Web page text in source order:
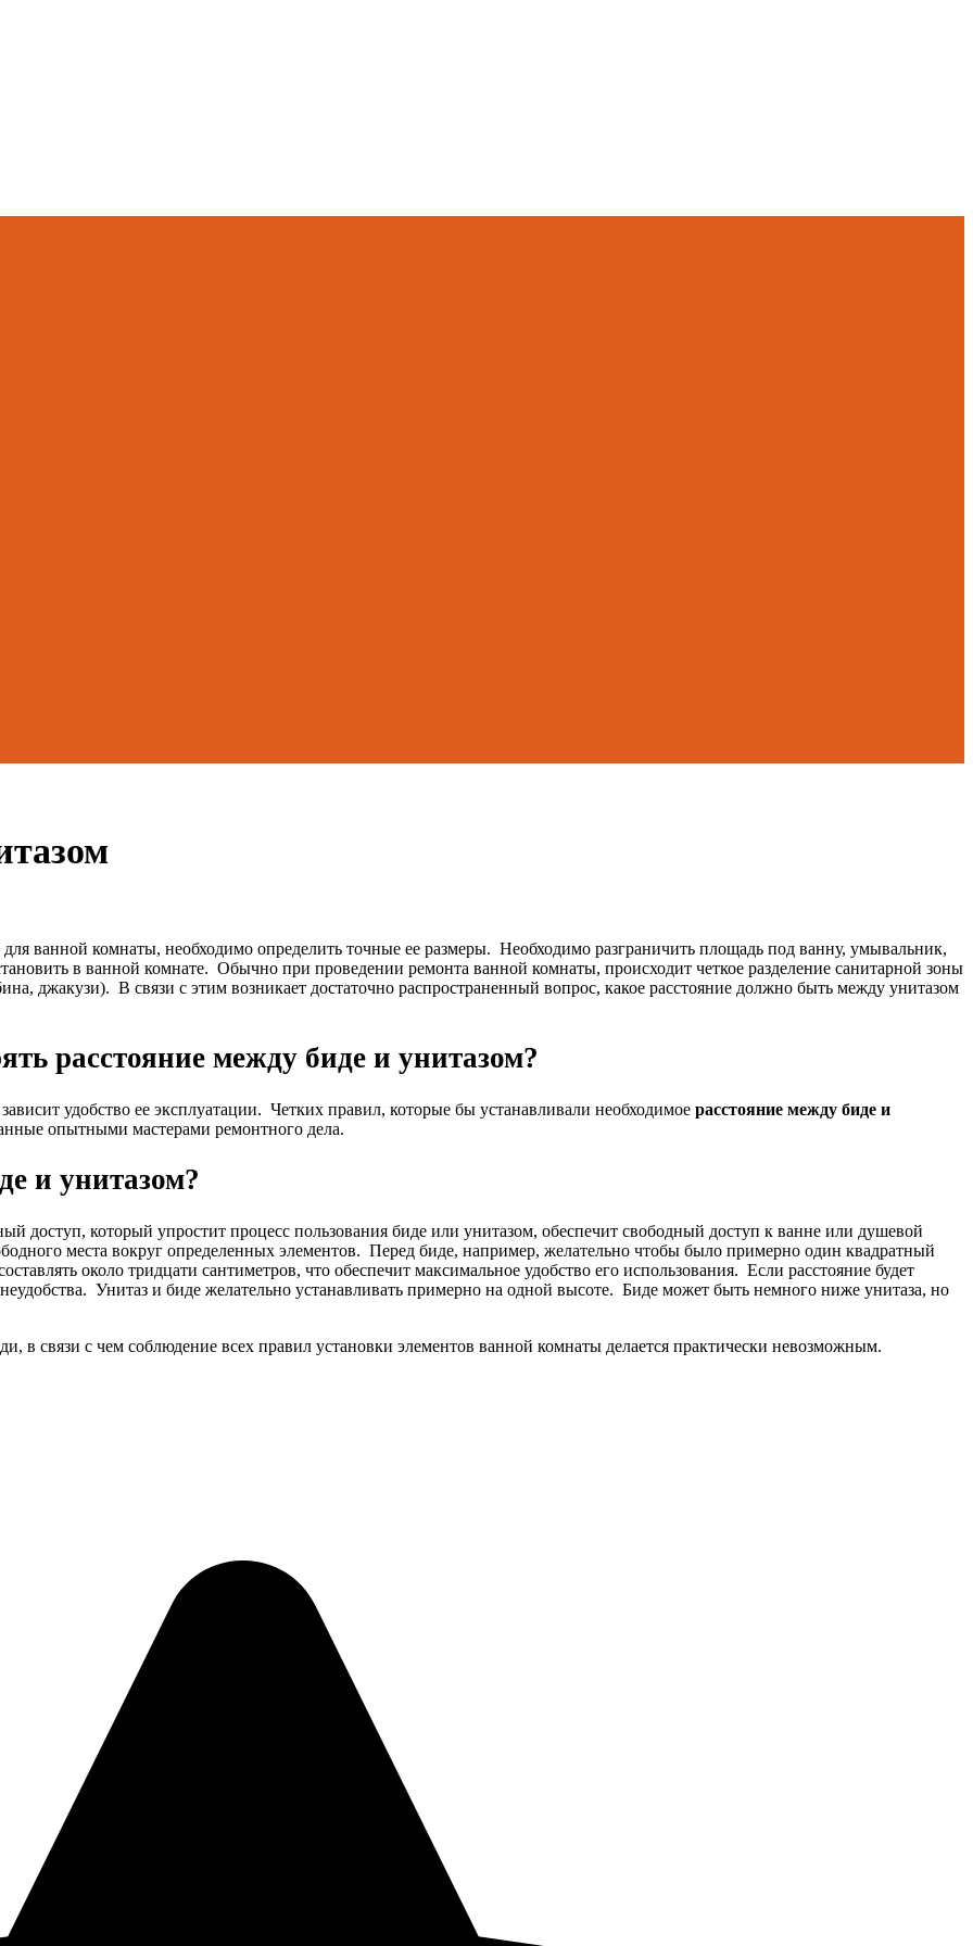
ванной комнаты, необходимо определить точные ее размеры. Необходимо разграничить площадь под ванну, умывальник,
в ванной комнате. Обычно при проведении ремонта ванной комнаты, происходит четкое разделение санитарной зоны
джакузи). В связи с этим возникает достаточно распространенный вопрос, какое расстояние должно быть между унитазом
расстояние между биде и унитазом?
удобство ее эксплуатации. Четких правил, которые бы устанавливали необходимое расстояние между биде и
опытными мастерами ремонтного дела.
и унитазом?
доступ, который упростит процесс пользования биде или унитазом, обеспечит свободный доступ к ванне или душевой
места вокруг определенных элементов. Перед биде, например, желательно чтобы было примерно один квадратный
около тридцати сантиметров, что обеспечит максимальное удобство его использования. Если расстояние будет
Унитаз и биде желательно устанавливать примерно на одной высоте. Биде может быть немного ниже унитаза, но
в связи с чем соблюдение всех правил установки элементов ванной комнаты делается практически невозможным.